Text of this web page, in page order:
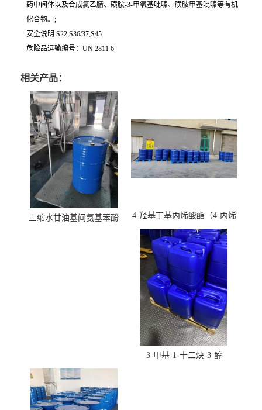
药中间体以及合成氯乙腈、磺胺-3-甲氧基吡嗪、磺胺甲基吡嗪等有机
化合物。;
安全说明:S22;S36/37;S45
危险品运输编号：UN 2811 6
相关产品：
三缩水甘油基间氨基苯酚
4-羟基丁基丙烯酸酯（4-丙烯
酸羟丁酯）
3-甲基-1-十二炔-3-醇